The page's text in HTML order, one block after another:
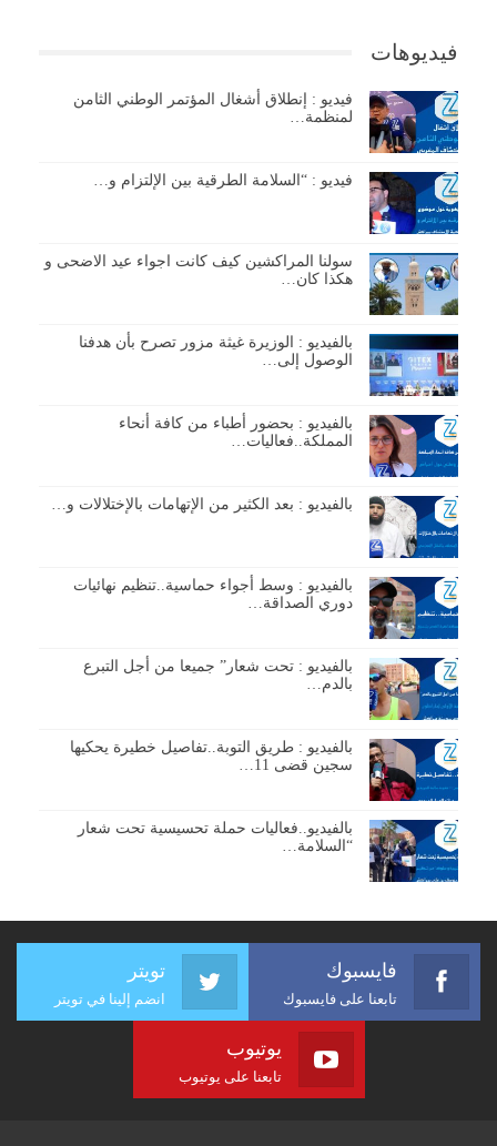
فيديوهات
فيديو : إنطلاق أشغال المؤتمر الوطني الثامن
لمنظمة…
فيديو : “السلامة الطرقية بين الإلتزام و…
سولنا المراكشين كيف كانت اجواء عيد الاضحى و
هكذا كان…
بالفيديو : الوزيرة غيثة مزور تصرح بأن هدفنا
الوصول إلى…
بالفيديو : بحضور أطباء من كافة أنحاء
المملكة..فعاليات…
بالفيديو : بعد الكثير من الإتهامات بالإختلالات و…
بالفيديو : وسط أجواء حماسية..تنظيم نهائيات
دوري الصداقة…
بالفيديو : تحت شعار” جميعا من أجل التبرع
بالدم…
بالفيديو : طريق التوبة..تفاصيل خطيرة يحكيها
سجين قضى 11…
بالفيديو..فعاليات حملة تحسيسية تحت شعار
“السلامة…
فايسبوك
تابعنا على فايسبوك
تويتر
انضم إلينا في تويتر
يوتيوب
تابعنا على يوتيوب